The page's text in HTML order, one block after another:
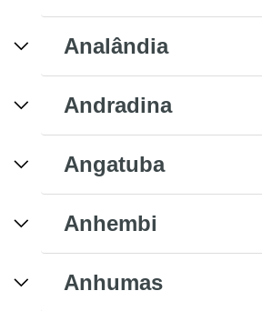
Analândia
Andradina
Angatuba
Anhembi
Anhumas